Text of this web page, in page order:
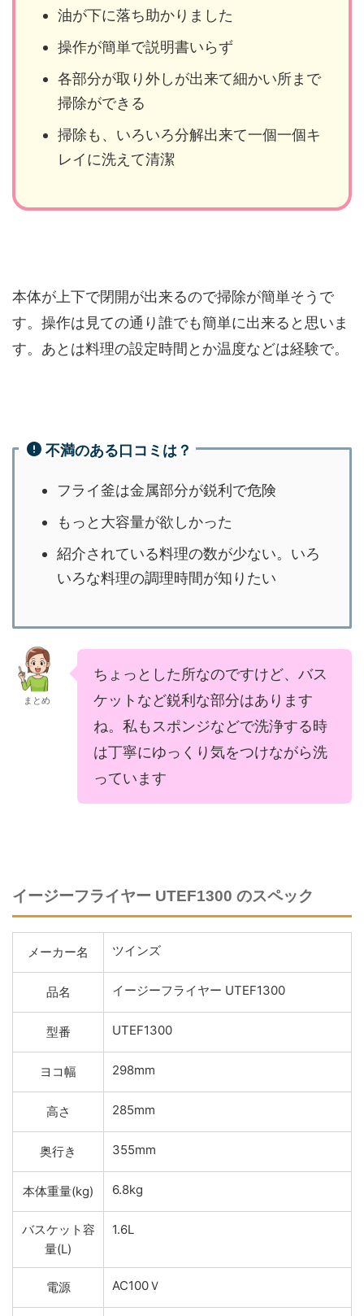
油が下に落ち助かりました
操作が簡単で説明書いらず
各部分が取り外しが出来て細かい所まで
掃除ができる
掃除も、いろいろ分解出来て一個一個キ
レイに洗えて清潔
本体が上下で閉開が出来るので掃除が簡単そうで
す。操作は見ての通り誰でも簡単に出来ると思いま
す。あとは料理の設定時間とか温度などは経験で。
不満のある口コミは？
フライ釜は金属部分が鋭利で危険
もっと大容量が欲しかった
紹介されている料理の数が少ない。いろ
いろな料理の調理時間が知りたい
まとめ
ちょっとした所なのですけど、バス
ケットなど鋭利な部分はあります
ね。私もスポンジなどで洗浄する時
は丁寧にゆっくり気をつけながら洗
っています
イージーフライヤー UTEF1300 のスペック
メーカー名 ツインズ
品名 イージーフライヤー UTEF1300
型番 UTEF1300
ヨコ幅 298mm
高さ 285mm
奥行き 355mm
本体重量(kg) 6.8kg
バスケット容
量(L)
1.6L
電源 AC100Ｖ